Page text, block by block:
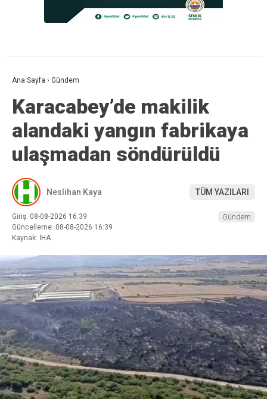
Ana Sayfa › Gündem
Karacabey’de makilik
alandaki yangın fabrikaya
ulaşmadan söndürüldü
Neslihan Kaya TÜM YAZILARI
Giriş: 08-08-2026 16:39
Güncelleme: 08-08-2026 16:39
Kaynak: İHA
Gündem